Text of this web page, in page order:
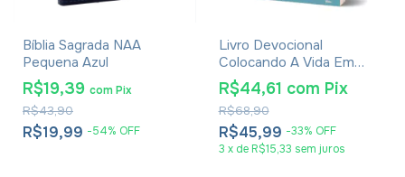
Bíblia Sagrada NAA
Pequena Azul
R$19,99 -54% OFF
R$43,90
R$19,39 comPix
Livro Devocional
Colocando A Vida Em
Ordem - Deive Leonardo
R$45,99 -33% OFF
R$68,90
R$44,61 com Pix
3 x de R$15,33 sem juros